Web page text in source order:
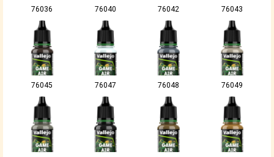
76036 76040 76042 76043
76045 76047 76048 76049